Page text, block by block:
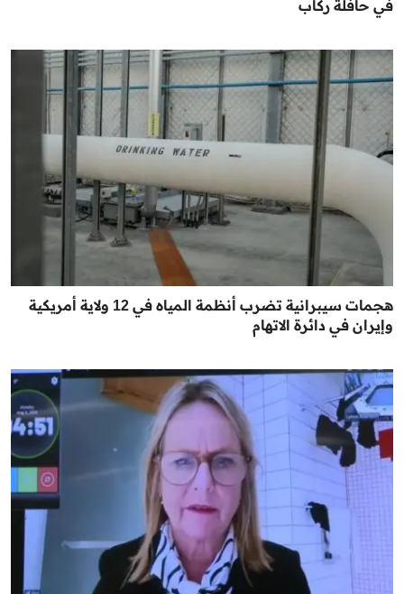
في حافلة ركاب
هجمات سيبرانية تضرب أنظمة المياه في 12 ولاية أمريكية
وإيران في دائرة الاتهام